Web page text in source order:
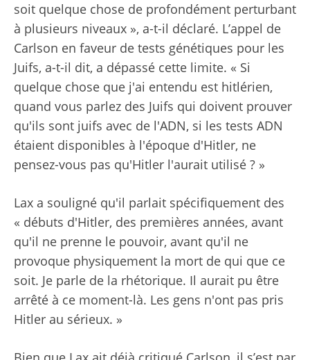
soit quelque chose de profondément perturbant
à plusieurs niveaux », a-t-il déclaré. L’appel de
Carlson en faveur de tests génétiques pour les
Juifs, a-t-il dit, a dépassé cette limite. « Si
quelque chose que j'ai entendu est hitlérien,
quand vous parlez des Juifs qui doivent prouver
qu'ils sont juifs avec de l'ADN, si les tests ADN
étaient disponibles à l'époque d'Hitler, ne
pensez-vous pas qu'Hitler l'aurait utilisé ? »
Lax a souligné qu'il parlait spécifiquement des
« débuts d'Hitler, des premières années, avant
qu'il ne prenne le pouvoir, avant qu'il ne
provoque physiquement la mort de qui que ce
soit. Je parle de la rhétorique. Il aurait pu être
arrêté à ce moment-là. Les gens n'ont pas pris
Hitler au sérieux. »